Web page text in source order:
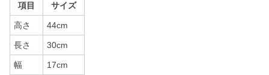
項目 サイズ
高さ 44cm
長さ 30cm
幅 17cm